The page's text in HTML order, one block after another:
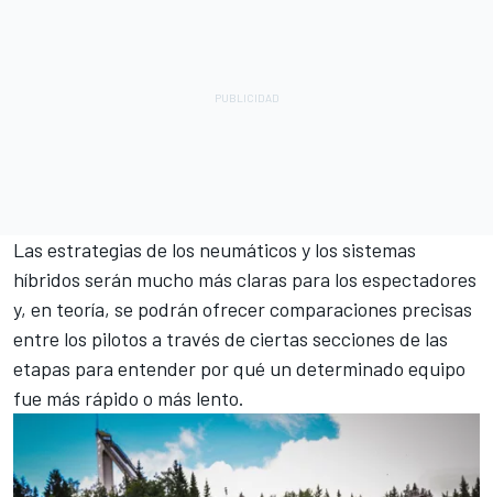
Las estrategias de los neumáticos y los sistemas
híbridos serán mucho más claras para los espectadores
y, en teoría, se podrán ofrecer comparaciones precisas
entre los pilotos a través de ciertas secciones de las
etapas para entender por qué un determinado equipo
fue más rápido o más lento.